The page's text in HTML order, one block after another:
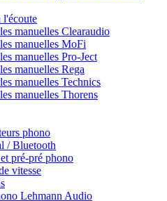
l'écoute
manuelles Clearaudio
manuelles MoFi
manuelles Pro-Ject
manuelles Rega
manuelles Technics
manuelles Thorens
phono
/ Bluetooth
pré-pré phono
vitesse
Lehmann Audio